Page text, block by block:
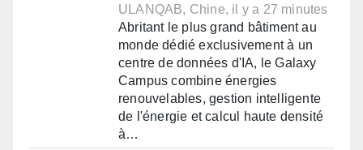
ULANQAB, Chine, il y a 27 minutes
Abritant le plus grand bâtiment au
monde dédié exclusivement à un
centre de données d'IA, le Galaxy
Campus combine énergies
renouvelables, gestion intelligente
de l'énergie et calcul haute densité
à…